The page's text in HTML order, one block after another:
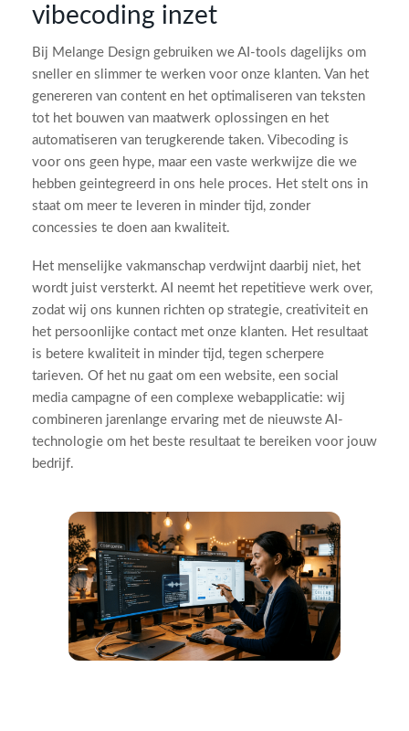
vibecoding inzet
Bij Melange Design gebruiken we AI-tools dagelijks om
sneller en slimmer te werken voor onze klanten. Van het
genereren van content en het optimaliseren van teksten
tot het bouwen van maatwerk oplossingen en het
automatiseren van terugkerende taken. Vibecoding is
voor ons geen hype, maar een vaste werkwijze die we
hebben geintegreerd in ons hele proces. Het stelt ons in
staat om meer te leveren in minder tijd, zonder
concessies te doen aan kwaliteit.
Het menselijke vakmanschap verdwijnt daarbij niet, het
wordt juist versterkt. AI neemt het repetitieve werk over,
zodat wij ons kunnen richten op strategie, creativiteit en
het persoonlijke contact met onze klanten. Het resultaat
is betere kwaliteit in minder tijd, tegen scherpere
tarieven. Of het nu gaat om een website, een social
media campagne of een complexe webapplicatie: wij
combineren jarenlange ervaring met de nieuwste AI-
technologie om het beste resultaat te bereiken voor jouw
bedrijf.